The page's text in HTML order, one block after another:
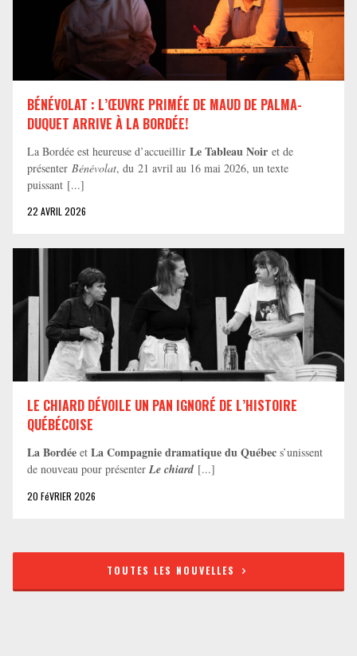
BÉNÉVOLAT : L’ŒUVRE PRIMÉE DE MAUD DE PALMA-
DUQUET ARRIVE À LA BORDÉE!
La Bordée est heureuse d’accueillir Le Tableau Noir et de
présenter Bénévolat, du 21 avril au 16 mai 2026, un texte
puissant [...]
22 AVRIL 2026
LE CHIARD DÉVOILE UN PAN IGNORÉ DE L’HISTOIRE
QUÉBÉCOISE
La Bordée et La Compagnie dramatique du Québec s’unissent
de nouveau pour présenter Le chiard [...]
20 FéVRIER 2026
TOUTES LES NOUVELLES